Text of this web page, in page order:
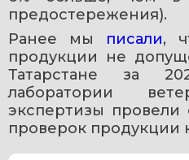
предостережения).
Ранее мы
писали,
продукции не
Татарстане за
лаборатории
экспертизы
проверок продукции